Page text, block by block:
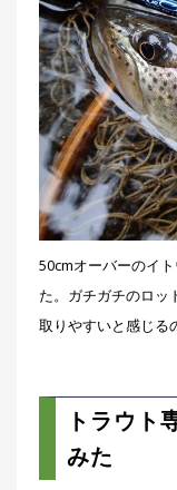
50cmオーバーのイ
た。ガチガチのロッ
取りやすいと感じる
トラウト
みた